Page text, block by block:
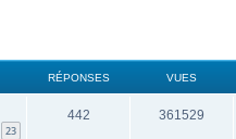
RÉPONSES VUES
23
442 361529